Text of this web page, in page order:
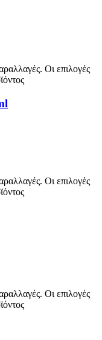
Οι επιλογές
Οι επιλογές
Οι επιλογές